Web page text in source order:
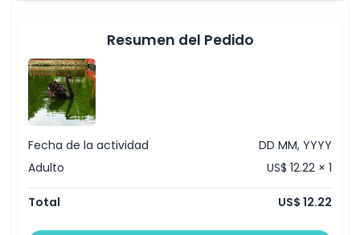
Ubicación
Cómo Llegar
Política de Cancelación
Resumen del Pedido
Fecha de la actividad
DD MM, YYYY
Adulto
US$ 12.22 × 1
Total US$ 12.22